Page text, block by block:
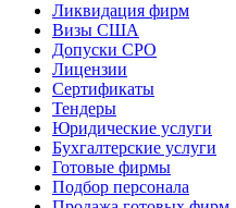
Ликвидация фирм
Визы США
Допуски СРО
Лицензии
Сертификаты
Тендеры
Юридические услуги
Бухгалтерские услуги
Готовые фирмы
Подбор персонала